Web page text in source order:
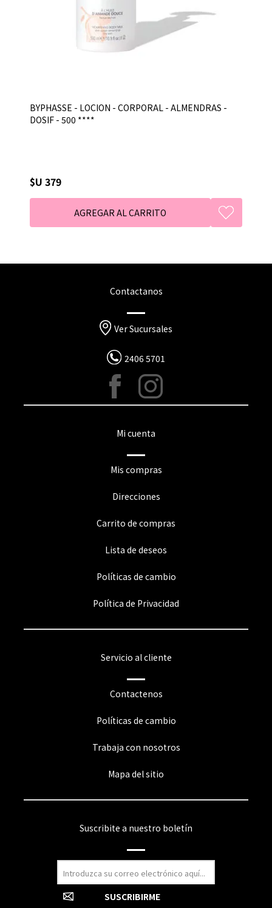
BYPHASSE - LOCION - CORPORAL - ALMENDRAS -
DOSIF - 500 ****
$U 379
Contactanos
Ver Sucursales
2406 5701
Mi cuenta
Mis compras
Direcciones
Carrito de compras
Lista de deseos
Políticas de cambio
Política de Privacidad
Servicio al cliente
Contactenos
Políticas de cambio
Trabaja con nosotros
Mapa del sitio
Suscribite a nuestro boletín